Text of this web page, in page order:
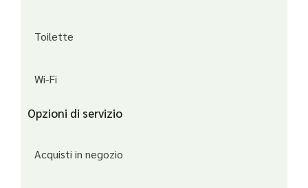
Toilette
Wi-Fi
Opzioni di servizio
Acquisti in negozio